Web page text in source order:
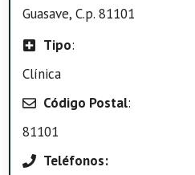
Guasave, C.p. 81101
Tipo:
Clínica
Código Postal:
81101
Teléfonos: